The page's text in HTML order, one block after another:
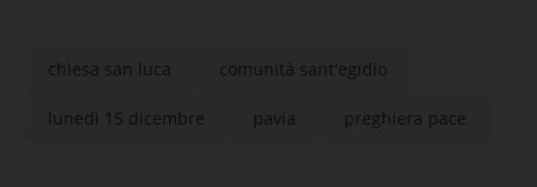
chiesa san luca comunità sant'egidio
lunedì 15 dicembre pavia preghiera pace